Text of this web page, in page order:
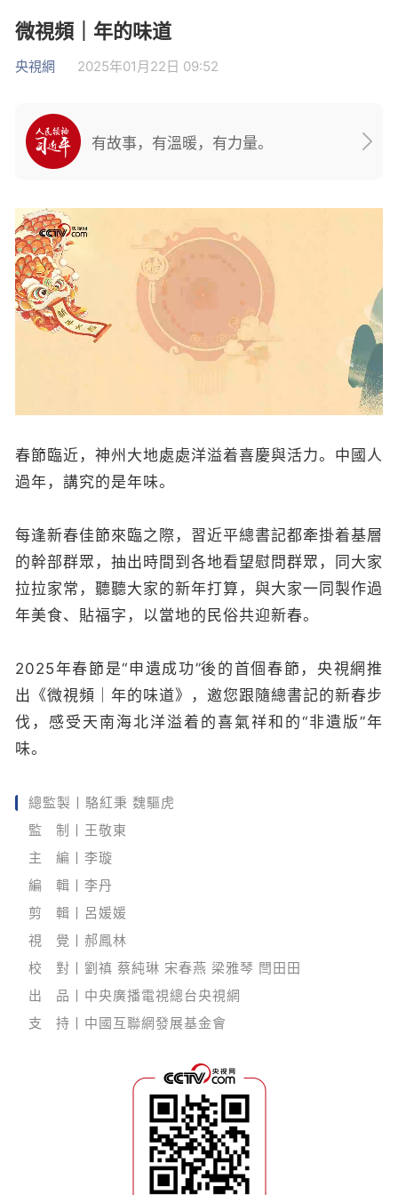
微視頻｜年的味道
央視網 2025年01月22日 09:52
有故事，有溫暖，有力量。
春節臨近，神州大地處處洋溢着喜慶與活力。中國人
過年，講究的是年味。
每逢新春佳節來臨之際，習近平總書記都牽掛着基層
的幹部群眾，抽出時間到各地看望慰問群眾，同大家
拉拉家常，聽聽大家的新年打算，與大家一同製作過
年美食、貼福字，以當地的民俗共迎新春。
2025年春節是“申遺成功”後的首個春節，央視網推
出《微視頻｜年的味道》，邀您跟隨總書記的新春步
伐，感受天南海北洋溢着的喜氣祥和的“非遺版”年
味。
總監製丨駱紅秉 魏驅虎
監 制丨王敬東
主 編丨李璇
編 輯丨李丹
剪 輯丨呂媛媛
視 覺丨郝鳳林
校 對丨劉禛 蔡純琳 宋春燕 梁雅琴 閆田田
出 品丨中央廣播電視總台央視網
支 持丨中國互聯網發展基金會